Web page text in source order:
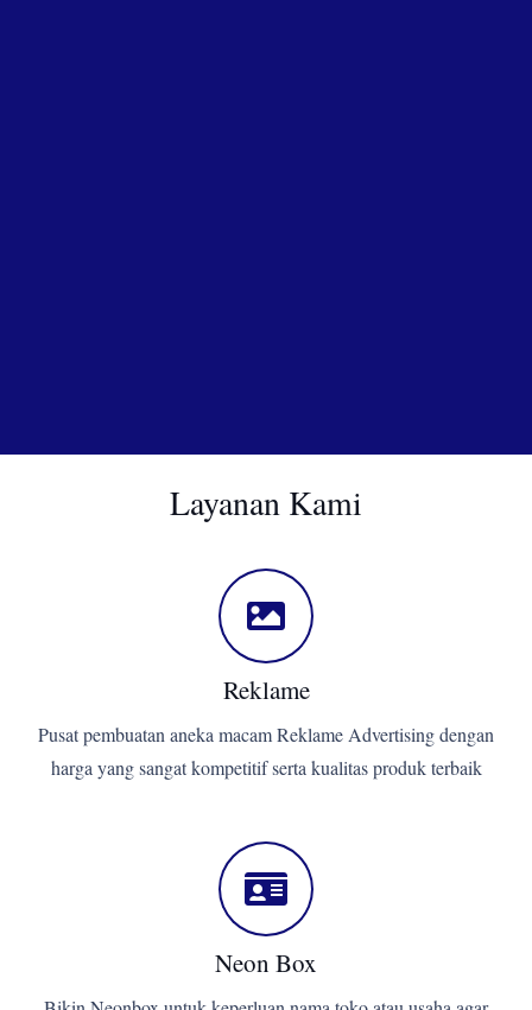
Layanan Kami
Reklame
Pusat pembuatan aneka macam Reklame Advertising dengan
harga yang sangat kompetitif serta kualitas produk terbaik
Neon Box